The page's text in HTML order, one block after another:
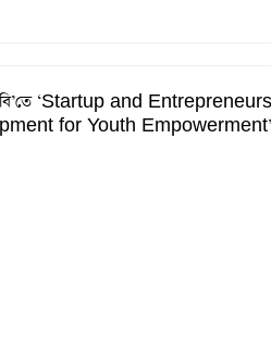
‘Startup and
for Youth Empowerment’